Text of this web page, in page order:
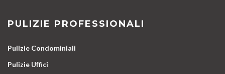
PULIZIE PROFESSIONALI
Pulizie Condominiali
Pulizie Uffici